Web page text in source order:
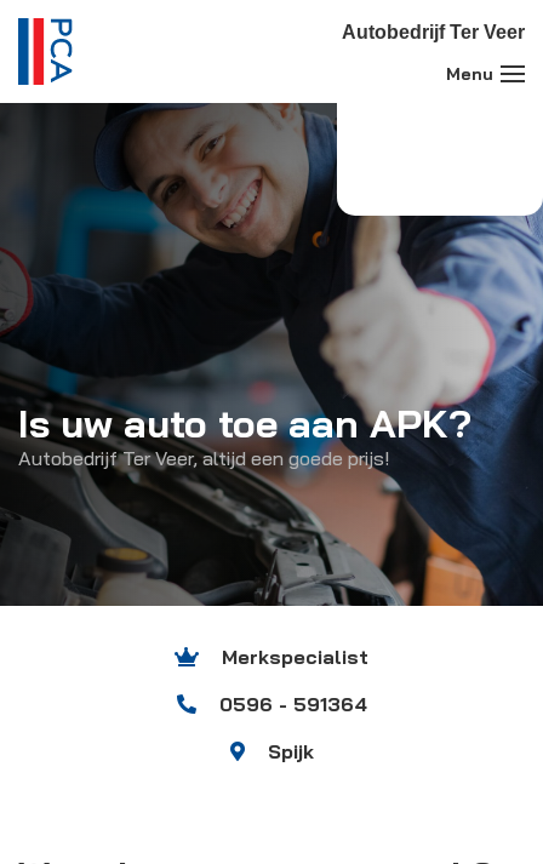
Autobedrijf Ter Veer
Autobedrijf Ter Veer
Uw Merkspecialist in Peugeot & Citroën te Spijk
APK Keuring
Occasions
Is uw auto toe aan APK?
Autobedrijf Ter Veer, altijd een goede prijs!
Merkspecialist
0596 - 591364
Spijk